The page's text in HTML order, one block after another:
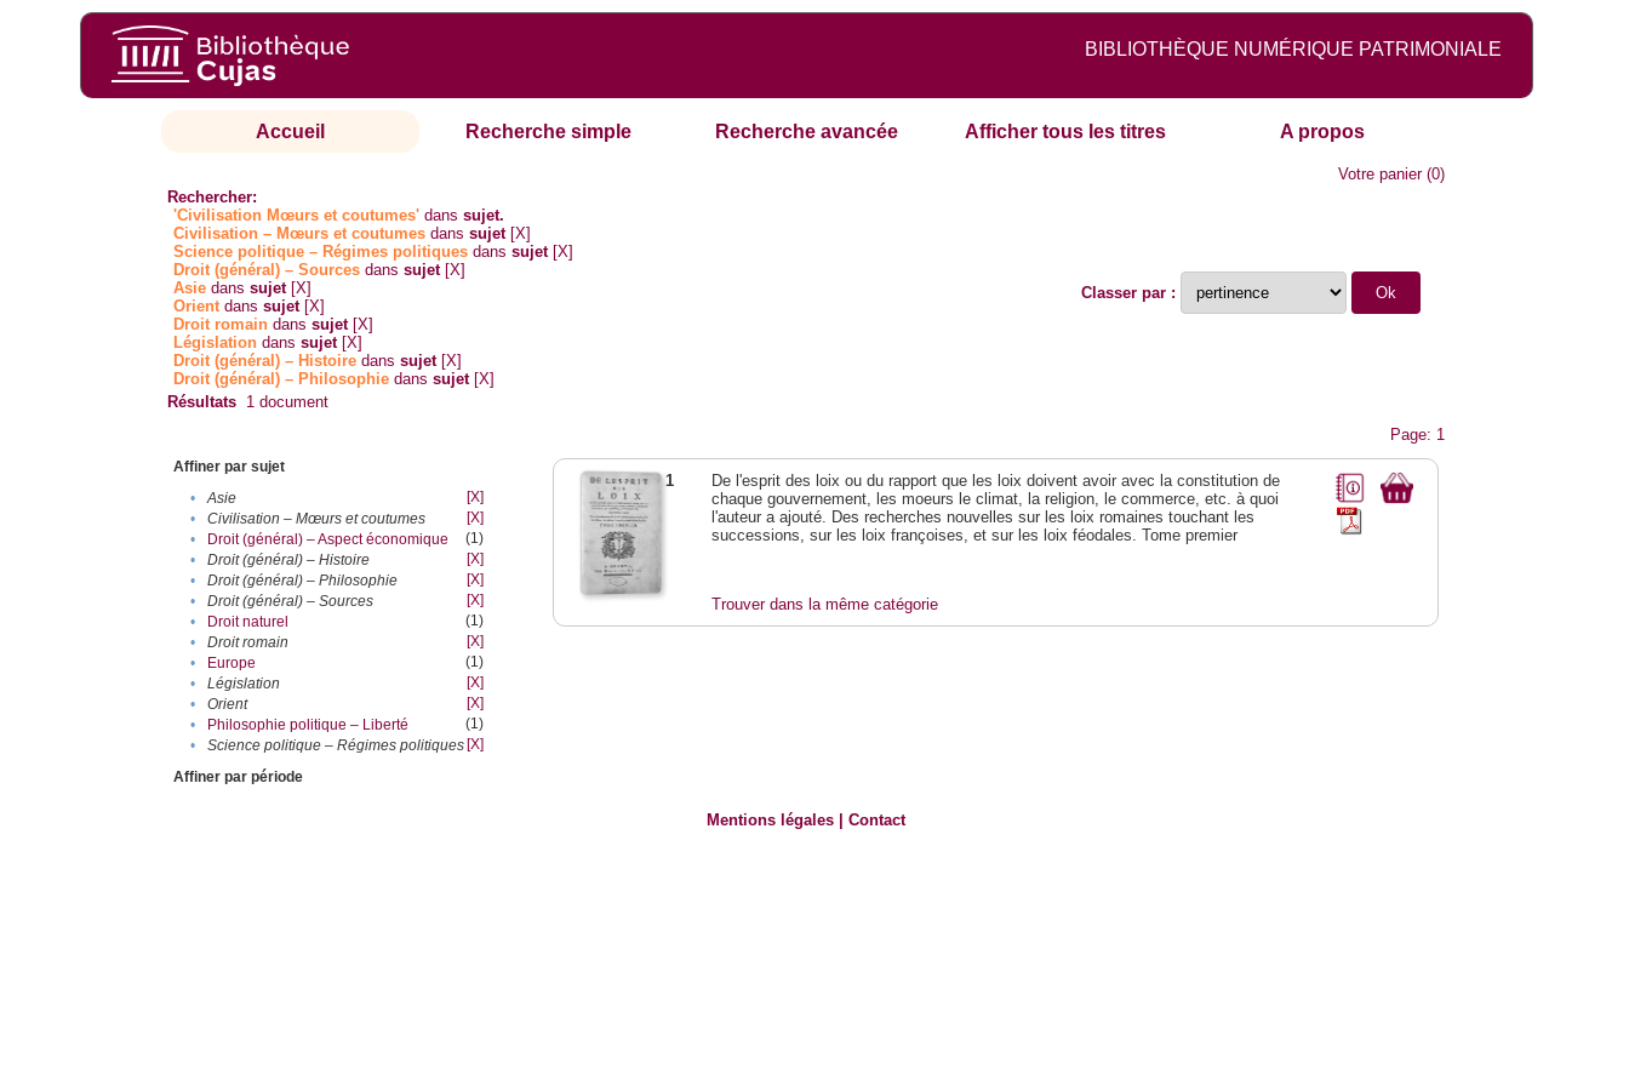
BIBLIOTHÈQUE NUMÉRIQUE PATRIMONIALE
Accueil Recherche simple Recherche avancée Afficher tous les titres A propos
Votre panier(0)
Rechercher:
'Civilisation Mœurs et coutumes' danssujet.
Civilisation – Mœurs et coutumes danssujet [X]
Science politique – Régimes politiques danssujet [X]
Droit (général) – Sources danssujet [X]
Asie danssujet [X]
Orientdanssujet [X]
Droit romain danssujet [X]
Législation danssujet [X]
Droit (général) – Histoire danssujet [X]
Droit (général) – Philosophie danssujet [X]
Classer par :
Résultats 1 document
Page: 1
Affiner par sujet
•
Asie
[X]
•
Civilisation – Mœurs et coutumes
[X]
•
Droit (général) – Aspect économique
(1)
•
Droit (général) – Histoire
[X]
•
Droit (général) – Philosophie
[X]
•
Droit (général) – Sources
[X]
•
Droit naturel
(1)
•
Droit romain
[X]
•
Europe
(1)
•
Législation
[X]
•
Orient
[X]
•
Philosophie politique – Liberté
(1)
•
Science politique – Régimes politiques [X]
Affiner par période
1
De l'esprit des loix ou du rapport que les loix doivent avoir avec la constitution de
chaque gouvernement, les moeurs le climat, la religion, le commerce, etc. à quoi
l'auteur a ajouté. Des recherches nouvelles sur les loix romaines touchant les
successions, sur les loix françoises, et sur les loix féodales. Tome premier
Trouver dans la même catégorie
Mentions légales |Contact